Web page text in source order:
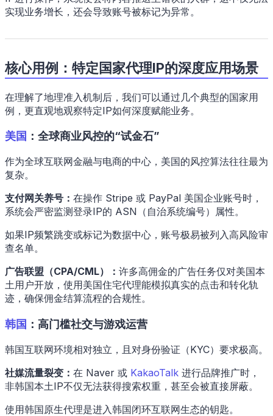
实现业务增长，还会导致账号被标记为异常。
核心用例：特定国家代理IP的深度应用场景
在理解了地理准入机制后，我们可以通过几个典型的国家用
例，更直观地观察特定IP如何深度赋能业务。
美国 ：全球商业风控的“试金石”
作为全球互联网金融与电商的中心，美国的风控算法往往最为
复杂。
支付网关养号： 在操作 Stripe 或 PayPal 美国企业账号时，
系统会严密监测登录IP的 ASN（自治系统编号）属性。
如果IP频繁跳变或标记为数据中心，账号极易被列入高风险审
查名单。
广告联盟（CPA/CML）： 许多高佣金的广告任务仅对美国本
土用户开放，使用美国住宅代理能模拟真实的点击和转化轨
迹，确保佣金结算流程的合规性。
韩国 ：高门槛社交与游戏运营
韩国互联网环境相对独立，且对身份验证（KYC）要求极高。
社媒流量裂变： 在 Naver 或 KakaoTalk 进行品牌推广时，
非韩国本土IP不仅无法获得搜索权重，甚至会被直接屏蔽。
使用韩国原生代理是进入韩国闭环互联网生态的钥匙。